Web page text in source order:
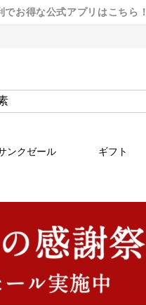
でお得な公式アプリはこちら！
ンクゼール ギフト